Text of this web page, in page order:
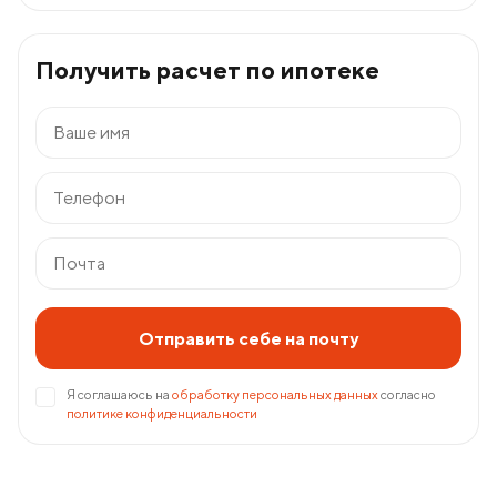
Получить расчет по ипотеке
Отправить себе на почту
Я соглашаюсь на обработку персональных данныхсогласно
политике конфиденциальности